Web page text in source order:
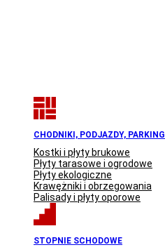
CHODNIKI, PODJAZDY, PARKINGI
Kostki i płyty brukowe
Płyty tarasowe i ogrodowe
Płyty ekologiczne
Krawężniki i obrzegowania
Palisady i płyty oporowe
STOPNIE SCHODOWE